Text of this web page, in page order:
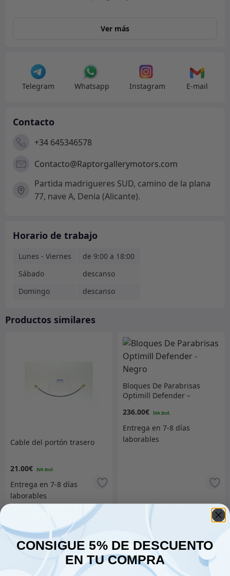
Ver más
Telegram Whatsapp Instagram E-mail
Contacto
+34 645346578
Contacto@Raptorgallerymotors.com
Partida madrigueres SUD, camino de la plana
77, nave A, Denia (Alicante).
Horario de trabajo
Lunes - Viernes
de 9:00 a 18:00
Sábado
descanso
Domingo
descanso
Productos similares
Cable del portón trasero
21.00€
Añadir al carrito
Bloques De Parabrisas
Optimill Defender –
236.00€
CONSIGUE 5% DE DESCUENTO
EN TU COMPRA